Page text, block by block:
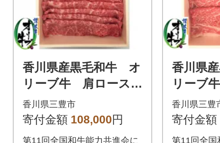
香川県産黒毛和牛 オ
リーブ牛 肩ロース
すきしゃぶ用2200g
香川県三豊市
寄付金額 108,000円
第11回全国和牛能力共進会に
香川県
リーブ
しゃぶ
香川県三豊
寄付金額
第11回全国